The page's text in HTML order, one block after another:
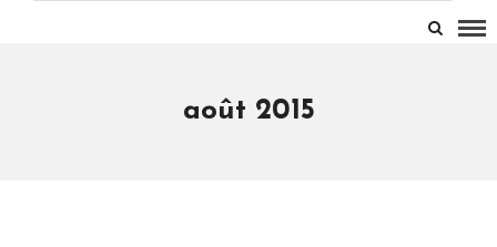
août 2015